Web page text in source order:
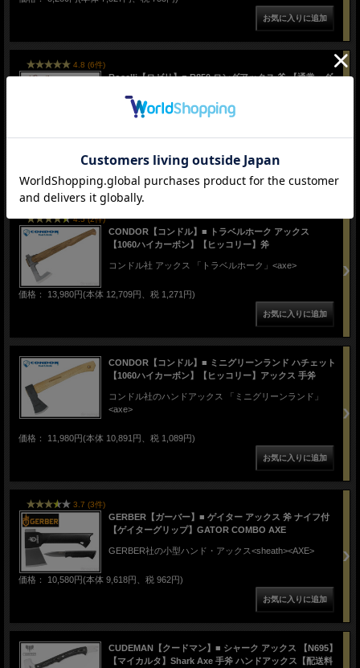
4.8 (6件)
Roselli【ロゼリ】■ R850 ロングアックス 斧 【通常・ダ
H.Roselli【ロゼリ】 フィンランド製アックス「R850」シ
4.5 (2件)
CONDOR【コンドル】■ トラベルホーク アックス
【1060ハイカーボン】【ヒッコリー】斧
コンドル社 アックス 「トラベルホーク」<axe>
価格： 13,980円(本体 12,709円、税 1,271円)
CONDOR【コンドル】■ ミニグリーンランド ハチェット
【1060ハイカーボン】【ヒッコリー】アックス 手斧
コンドル社のハンドアックス 「ミニグリーンランド」
<axe>
価格： 11,980円(本体 10,891円、税 1,089円)
3.7 (3件)
GERBER【ガーバー】■ ゲイター アックス 斧 ナイフ付
【ゲイターグリップ】GATOR COMBO AXE
GERBER社の小型ハンド・アックス<sheath><AXE>
価格： 10,580円(本体 9,618円、税 962円)
CUDEMAN【クードマン】■ シャーク アックス 【N695】
【マイカルタ】Shark Axe 手斧 ハンドアックス【配送料